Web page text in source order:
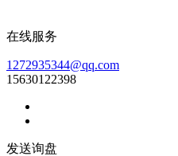
在线服务
1272935344@qq.com
15630122398
发送询盘